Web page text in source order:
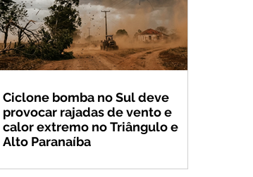
Ciclone bomba no Sul deve
provocar rajadas de vento e
calor extremo no Triângulo e
Alto Paranaíba